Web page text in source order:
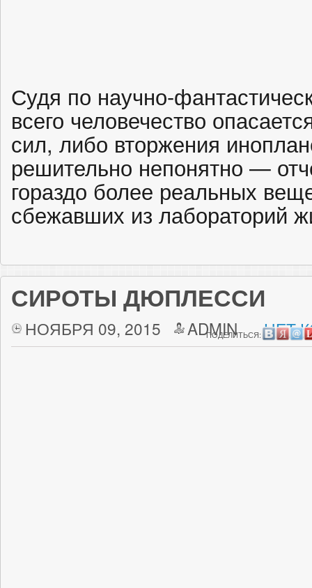
Судя по научно-
всего человечество
сил, либо вторжения
решительно непонятно —
гораздо более реальных
сбежавших из лабораторий
СИРОТЫ ДЮПЛЕССИ
НОЯБРЯ 09, 2015 ADMIN НЕТ
ПОДЕЛИТЬСЯ: